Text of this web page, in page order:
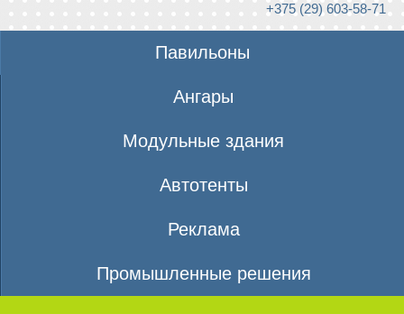
+375 (29) 603-58-71
Павильоны
Ангары
Модульные здания
Автотенты
Реклама
Промышленные решения